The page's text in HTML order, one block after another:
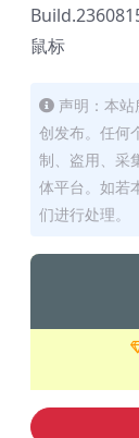
鼠标
声明：本
创发布。任何
制、盗用、采
体平台。如若
们进行处理。